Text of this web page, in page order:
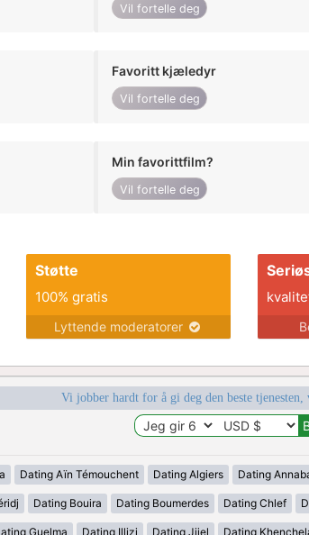
Vil fortelle deg
Favoritt kjæledyr
Vil fortelle deg
Min favorittfilm?
Vil fortelle deg
Støtte
100% gratis
Lyttende moderatorer
Vi jobber hardt for å gi deg den beste
Dating Aïn Témouchent Dating Algiers Dating
Dating Bouira Dating Boumerdes Dating Chlef
Guelma Dating Illizi Dating Jijel Dating